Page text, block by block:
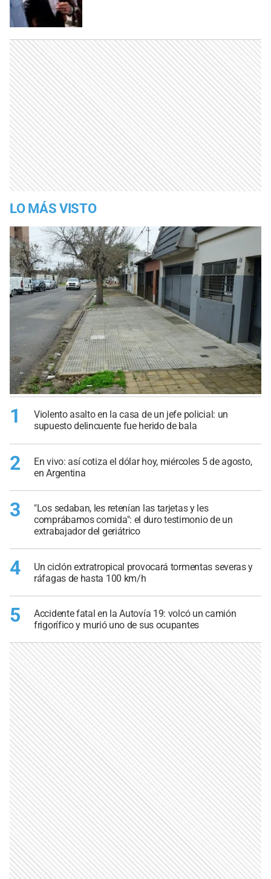
LO MÁS VISTO
1
Violento asalto en la casa de un jefe policial: un
supuesto delincuente fue herido de bala
2
En vivo: así cotiza el dólar hoy, miércoles 5 de agosto,
en Argentina
3
"Los sedaban, les retenían las tarjetas y les
comprábamos comida": el duro testimonio de un
extrabajador del geriátrico
4
Un ciclón extratropical provocará tormentas severas y
ráfagas de hasta 100 km/h
5
Accidente fatal en la Autovía 19: volcó un camión
frigorífico y murió uno de sus ocupantes